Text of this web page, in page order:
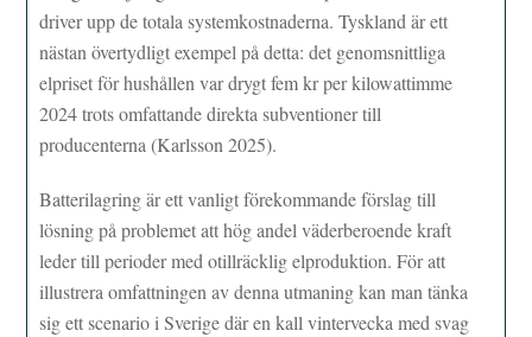
driver upp de totala systemkostnaderna. Tyskland är ett
nästan övertydligt exempel på detta: det genomsnittliga
elpriset för hushållen var drygt fem kr per kilowattimme
2024 trots omfattande direkta subventioner till
producenterna (Karlsson 2025).
Batterilagring är ett vanligt förekommande förslag till
lösning på problemet att hög andel väderberoende kraft
leder till perioder med otillräcklig elproduktion. För att
illustrera omfattningen av denna utmaning kan man tänka
sig ett scenario i Sverige där en kall vintervecka med svag